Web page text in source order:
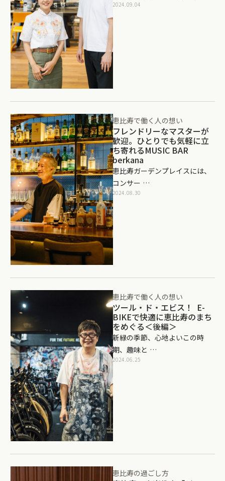
2024.09.04
恵比寿で働く人の想い
フレンドリーなマスターが
歓迎。ひとりでも気軽に立
ち寄れるMUSIC BAR
berkana
恵比寿ガーデンプレイスには、
コンサー …
2024.08.30
恵比寿で働く人の想い
ツール・ド・エビス！ E-
BIKEで快適に恵比寿のまち
をめぐる＜後編＞
新緑の季節、心地よいこの時
期、趣味と …
2024.06.25
恵比寿の過ごし方